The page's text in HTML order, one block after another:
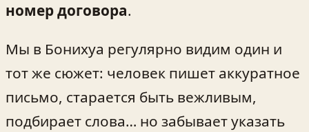
номер договора.
Мы в Бонихуа регулярно видим один и
тот же сюжет: человек пишет аккуратное
письмо, старается быть вежливым,
подбирает слова… но забывает указать